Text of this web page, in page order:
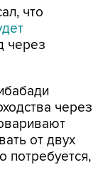
что
через
через
от двух
потребуется,